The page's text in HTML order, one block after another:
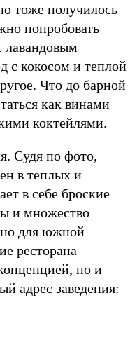
тоже получилось
попробовать
лавандовым
кокосом и теплой
Что до барной
как винами
коктейлями.
Судя по фото,
в теплых и
в себе броские
и множество
для южной
ресторана
но и
адрес заведения: